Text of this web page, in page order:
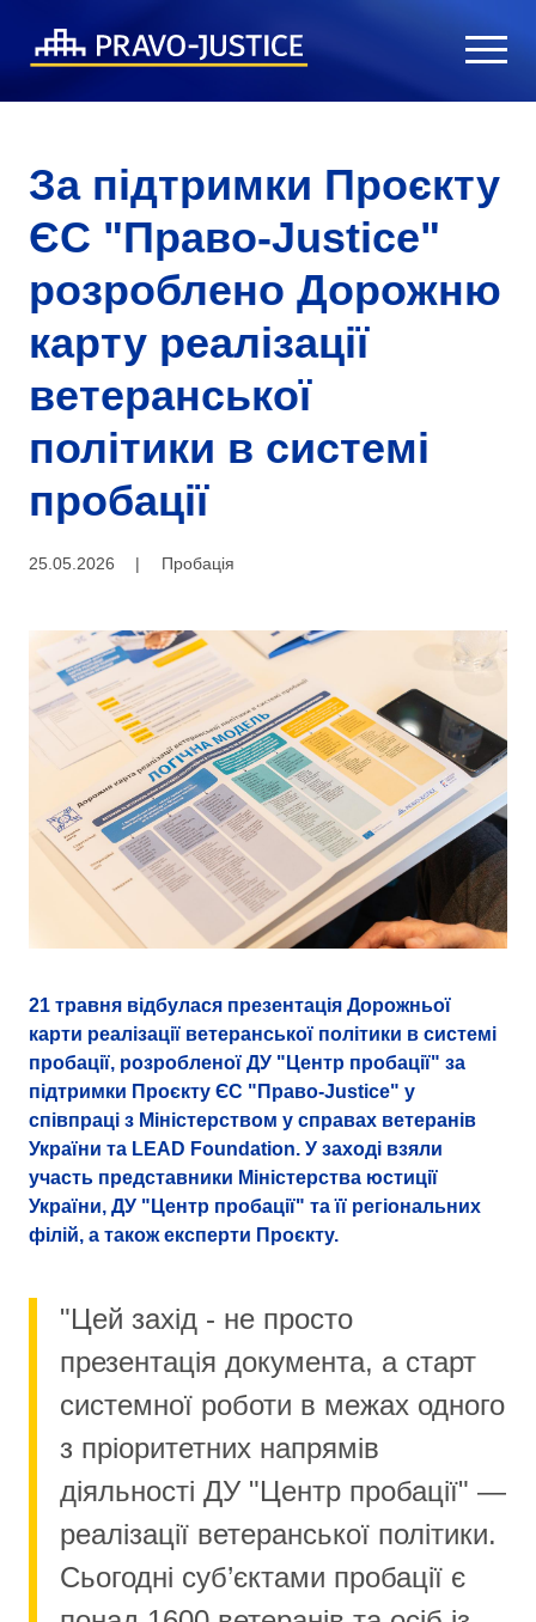
За підтримки Проєкту
ЄС "Право-Justice"
розроблено Дорожню
карту реалізації
ветеранської
політики в системі
пробації
25.05.2026 | Пробація
21 травня відбулася презентація Дорожньої
карти реалізації ветеранської політики в системі
пробації, розробленої ДУ "Центр пробації" за
підтримки Проєкту ЄС "Право-Justice" у
співпраці з Міністерством у справах ветеранів
України та LEAD Foundation. У заході взяли
участь представники Міністерства юстиції
України, ДУ "Центр пробації" та її регіональних
філій, а також експерти Проєкту.
"Цей захід - не просто
презентація документа, а старт
системної роботи в межах одного
з пріоритетних напрямів
діяльності ДУ "Центр пробації" —
реалізації ветеранської політики.
Сьогодні суб’єктами пробації є